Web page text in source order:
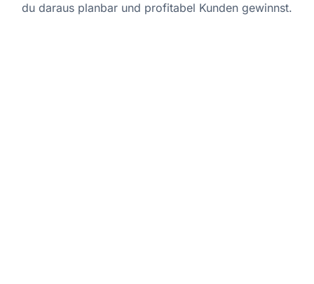
du daraus planbar und profitabel Kunden gewinnst.